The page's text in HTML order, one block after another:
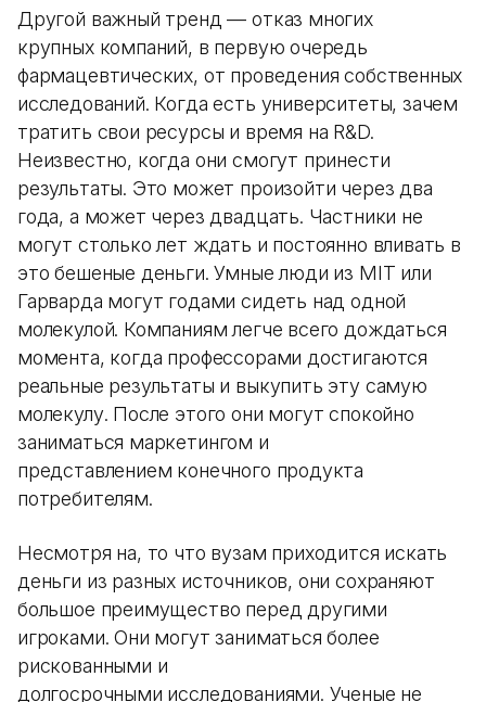
Другой важный тренд — отказ многих
крупных компаний, в первую очередь
фармацевтических, от проведения собственных
исследований. Когда есть университеты, зачем
тратить свои ресурсы и время на R&D.
Неизвестно, когда они смогут принести
результаты. Это может произойти через два
года, а может через двадцать. Частники не
могут столько лет ждать и постоянно вливать в
это бешеные деньги. Умные люди из MIT или
Гарварда могут годами сидеть над одной
молекулой. Компаниям легче всего дождаться
момента, когда профессорами достигаются
реальные результаты и выкупить эту самую
молекулу. После этого они могут спокойно
заниматься маркетингом и
представлением конечного продукта
потребителям.
Несмотря на, то что вузам приходится искать
деньги из разных источников, они сохраняют
большое преимущество перед другими
игроками. Они могут заниматься более
рискованными и
долгосрочными исследованиями. Ученые не